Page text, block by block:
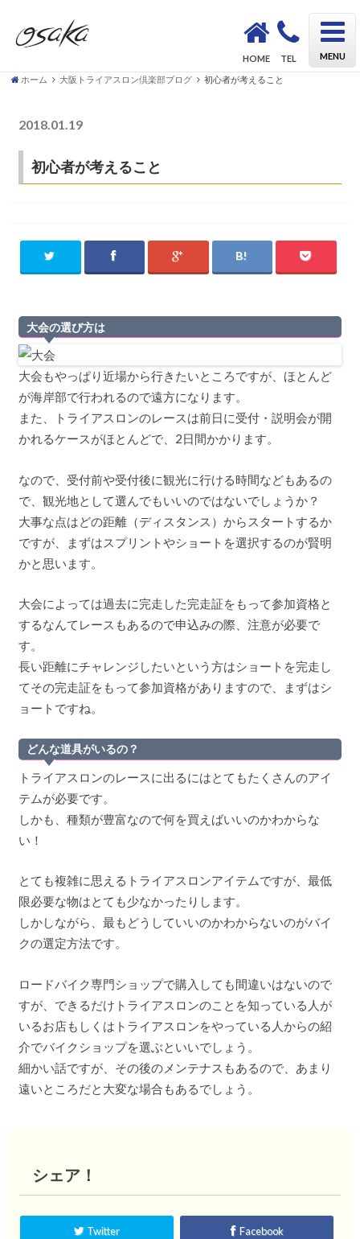
HOME TEL MENU
ホーム 大阪トライアスロン倶楽部ブログ 初心者が考えること
2018.01.19
初心者が考えること
大会の選び方は
大会もやっぱり近場から行きたいところですが、ほとんど
が海岸部で行われるので遠方になります。
また、トライアスロンのレースは前日に受付・説明会が開
かれるケースがほとんどで、2日間かかります。
なので、受付前や受付後に観光に行ける時間などもあるの
で、観光地として選んでもいいのではないでしょうか？
大事な点はどの距離（ディスタンス）からスタートするか
ですが、まずはスプリントやショートを選択するのが賢明
かと思います。
大会によっては過去に完走した完走証をもって参加資格と
するなんてレースもあるので申込みの際、注意が必要で
す。
長い距離にチャレンジしたいという方はショートを完走し
てその完走証をもって参加資格がありますので、まずはシ
ョートですね。
どんな道具がいるの？
トライアスロンのレースに出るにはとてもたくさんのアイ
テムが必要です。
しかも、種類が豊富なので何を買えばいいのかわからな
い！
とても複雑に思えるトライアスロンアイテムですが、最低
限必要な物はとても少なかったりします。
しかしながら、最もどうしていいのかわからないのがバイ
クの選定方法です。
ロードバイク専門ショップで購入しても間違いはないので
すが、できるだけトライアスロンのことを知っている人が
いるお店もしくはトライアスロンをやっている人からの紹
介でバイクショップを選ぶといいでしょう。
細かい話ですが、その後のメンテナスもあるので、あまり
遠いところだと大変な場合もあるでしょう。
シェア！
Twitter Facebook